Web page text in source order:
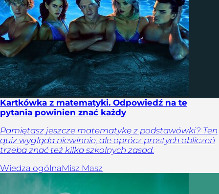
Kartkówka z matematyki. Odpowiedź na te
pytania powinien znać każdy
Pamiętasz jeszcze matematykę z podstawówki? Ten
quiz wygląda niewinnie, ale oprócz prostych obliczeń
trzeba znać też kilka szkolnych zasad.
Wiedza ogólnaMisz Masz